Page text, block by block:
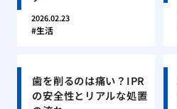
2026.02.23
生活
歯を削るのは痛い？IPR
の安全性とリアルな処置